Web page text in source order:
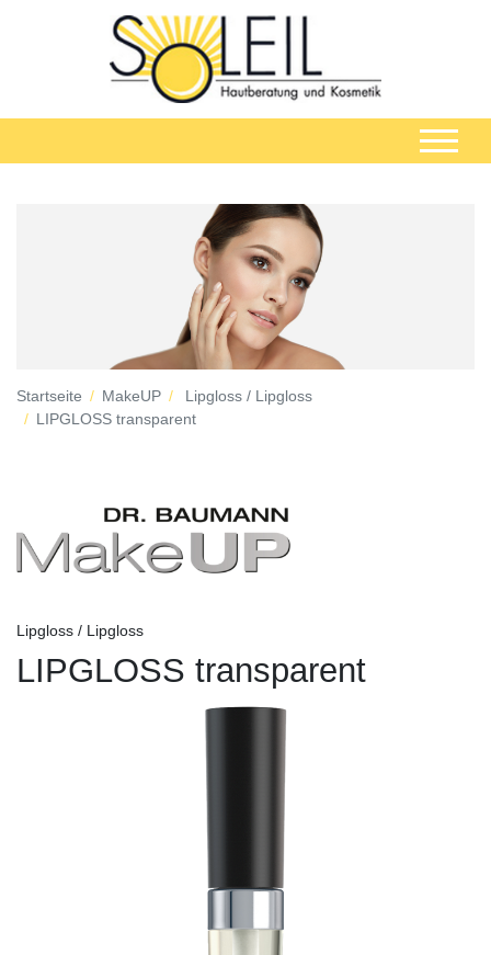
Startseite MakeUP
Lipgloss / Lipgloss
LIPGLOSS transparent
Lipgloss / Lipgloss
LIPGLOSS transparent